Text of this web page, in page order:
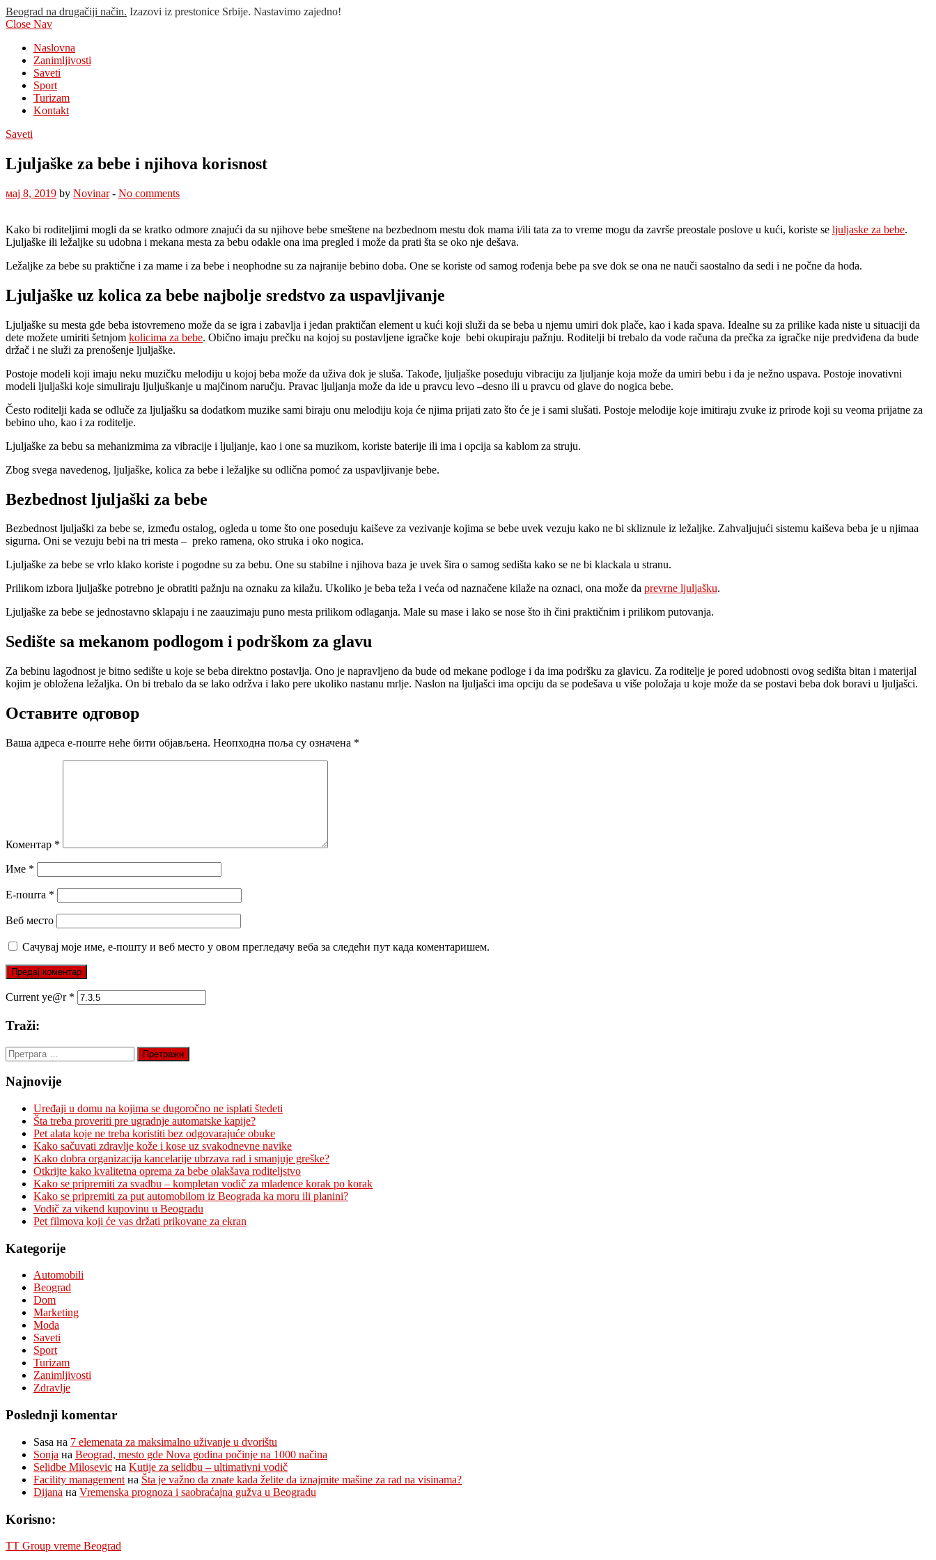
Beograd na drugačiji način. Izazovi iz prestonice Srbije. Nastavimo zajedno!
Close Nav
Naslovna
Zanimljivosti
Saveti
Sport
Turizam
Kontakt
Saveti
Ljuljaške za bebe i njihova korisnost
мај 8, 2019 by Novinar- No comments
Kako bi roditeljimi mogli da se kratko odmore znajući da su njihove bebe smeštene na bezbednom mestu dok mama i/ili tata za to vreme mogu da završe preostale poslove u kući, koriste se ljuljaske za bebe.
Ljuljaške ili ležaljke su udobna i mekana mesta za bebu odakle ona ima pregled i može da prati šta se oko nje dešava.
Ležaljke za bebe su praktične i za mame i za bebe i neophodne su za najranije bebino doba. One se koriste od samog rođenja bebe pa sve dok se ona ne nauči saostalno da sedi i ne počne da hoda.
Ljuljaške uz kolica za bebe najbolje sredstvo za uspavljivanje
Ljuljaške su mesta gde beba istovremeno može da se igra i zabavlja i jedan praktičan element u kući koji služi da se beba u njemu umiri dok plače, kao i kada spava. Idealne su za prilike kada niste u situaciji da
dete možete umiriti šetnjom kolicima za bebe. Obično imaju prečku na kojoj su postavljene igračke koje bebi okupiraju pažnju. Roditelji bi trebalo da vode računa da prečka za igračke nije predviđena da bude
držač i ne služi za prenošenje ljuljaške.
Postoje modeli koji imaju neku muzičku melodiju u kojoj beba može da uživa dok je sluša. Takođe, ljuljaške poseduju vibraciju za ljuljanje koja može da umiri bebu i da je nežno uspava. Postoje inovativni
modeli ljuljaški koje simuliraju ljuljuškanje u majčinom naručju. Pravac ljuljanja može da ide u pravcu levo –desno ili u pravcu od glave do nogica bebe.
Često roditelji kada se odluče za ljuljašku sa dodatkom muzike sami biraju onu melodiju koja će njima prijati zato što će je i sami slušati. Postoje melodije koje imitiraju zvuke iz prirode koji su veoma prijatne za
bebino uho, kao i za roditelje.
Ljuljaške za bebu sa mehanizmima za vibracije i ljuljanje, kao i one sa muzikom, koriste baterije ili ima i opcija sa kablom za struju.
Zbog svega navedenog, ljuljaške, kolica za bebe i ležaljke su odlična pomoć za uspavljivanje bebe.
Bezbednost ljuljaški za bebe
Bezbednost ljuljaški za bebe se, između ostalog, ogleda u tome što one poseduju kaiševe za vezivanje kojima se bebe uvek vezuju kako ne bi skliznule iz ležaljke. Zahvaljujući sistemu kaiševa beba je u njimaa
sigurna. Oni se vezuju bebi na tri mesta – preko ramena, oko struka i oko nogica.
Ljuljaške za bebe se vrlo klako koriste i pogodne su za bebu. One su stabilne i njihova baza je uvek šira o samog sedišta kako se ne bi klackala u stranu.
Prilikom izbora ljuljaške potrebno je obratiti pažnju na oznaku za kilažu. Ukoliko je beba teža i veća od naznačene kilaže na oznaci, ona može da prevrne ljuljašku.
Ljuljaške za bebe se jednostavno sklapaju i ne zaauzimaju puno mesta prilikom odlaganja. Male su mase i lako se nose što ih čini praktičnim i prilikom putovanja.
Sedište sa mekanom podlogom i podrškom za glavu
Za bebinu lagodnost je bitno sedište u koje se beba direktno postavlja. Ono je napravljeno da bude od mekane podloge i da ima podršku za glavicu. Za roditelje je pored udobnosti ovog sedišta bitan i materijal
kojim je obložena ležaljka. On bi trebalo da se lako održva i lako pere ukoliko nastanu mrlje. Naslon na ljuljašci ima opciju da se podešava u više položaja u koje može da se postavi beba dok boravi u ljuljašci.
Оставите одговор
Ваша адреса е-поште неће бити објављена. Неопходна поља су означена *
Коментар *
Име *
Е-пошта *
Веб место
Сачувај моје име, е-пошту и веб место у овом прегледачу веба за следећи пут када коментаришем.
Current ye@r *
Traži:
Претрага
за:
Najnovije
Uređaji u domu na kojima se dugoročno ne isplati štedeti
Šta treba proveriti pre ugradnje automatske kapije?
Pet alata koje ne treba koristiti bez odgovarajuće obuke
Kako sačuvati zdravlje kože i kose uz svakodnevne navike
Kako dobra organizacija kancelarije ubrzava rad i smanjuje greške?
Otkrijte kako kvalitetna oprema za bebe olakšava roditeljstvo
Kako se pripremiti za svadbu – kompletan vodič za mladence korak po korak
Kako se pripremiti za put automobilom iz Beograda ka moru ili planini?
Vodič za vikend kupovinu u Beogradu
Pet filmova koji će vas držati prikovane za ekran
Kategorije
Automobili
Beograd
Dom
Marketing
Moda
Saveti
Sport
Turizam
Zanimljivosti
Zdravlje
Poslednji komentar
Sasa на 7 elemenata za maksimalno uživanje u dvorištu
Sonja на Beograd, mesto gde Nova godina počinje na 1000 načina
Selidbe Milosevic на Kutije za selidbu – ultimativni vodič
Facility management на Šta je važno da znate kada želite da iznajmite mašine za rad na visinama?
Dijana на Vremenska prognoza i saobraćajna gužva u Beogradu
Korisno:
TT Group vreme Beograd